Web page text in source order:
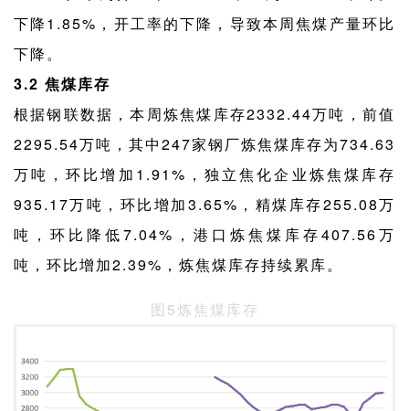
下降1.85%，开工率的下降，导致本周焦煤产量环比
下降。
3.2 焦煤库存
根据钢联数据，本周炼焦煤库存2332.44万吨，前值
2295.54万吨，其中247家钢厂炼焦煤库存为734.63
万吨，环比增加1.91%，独立焦化企业炼焦煤库存
935.17万吨，环比增加3.65%，精煤库存255.08万
吨，环比降低7.04%，港口炼焦煤库存407.56万
吨，环比增加2.39%，炼焦煤库存持续累库。
图5炼焦煤库存